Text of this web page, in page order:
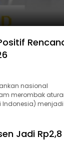
nasional
merombak
Indonesia) menjadi
Jadi Rp2,8